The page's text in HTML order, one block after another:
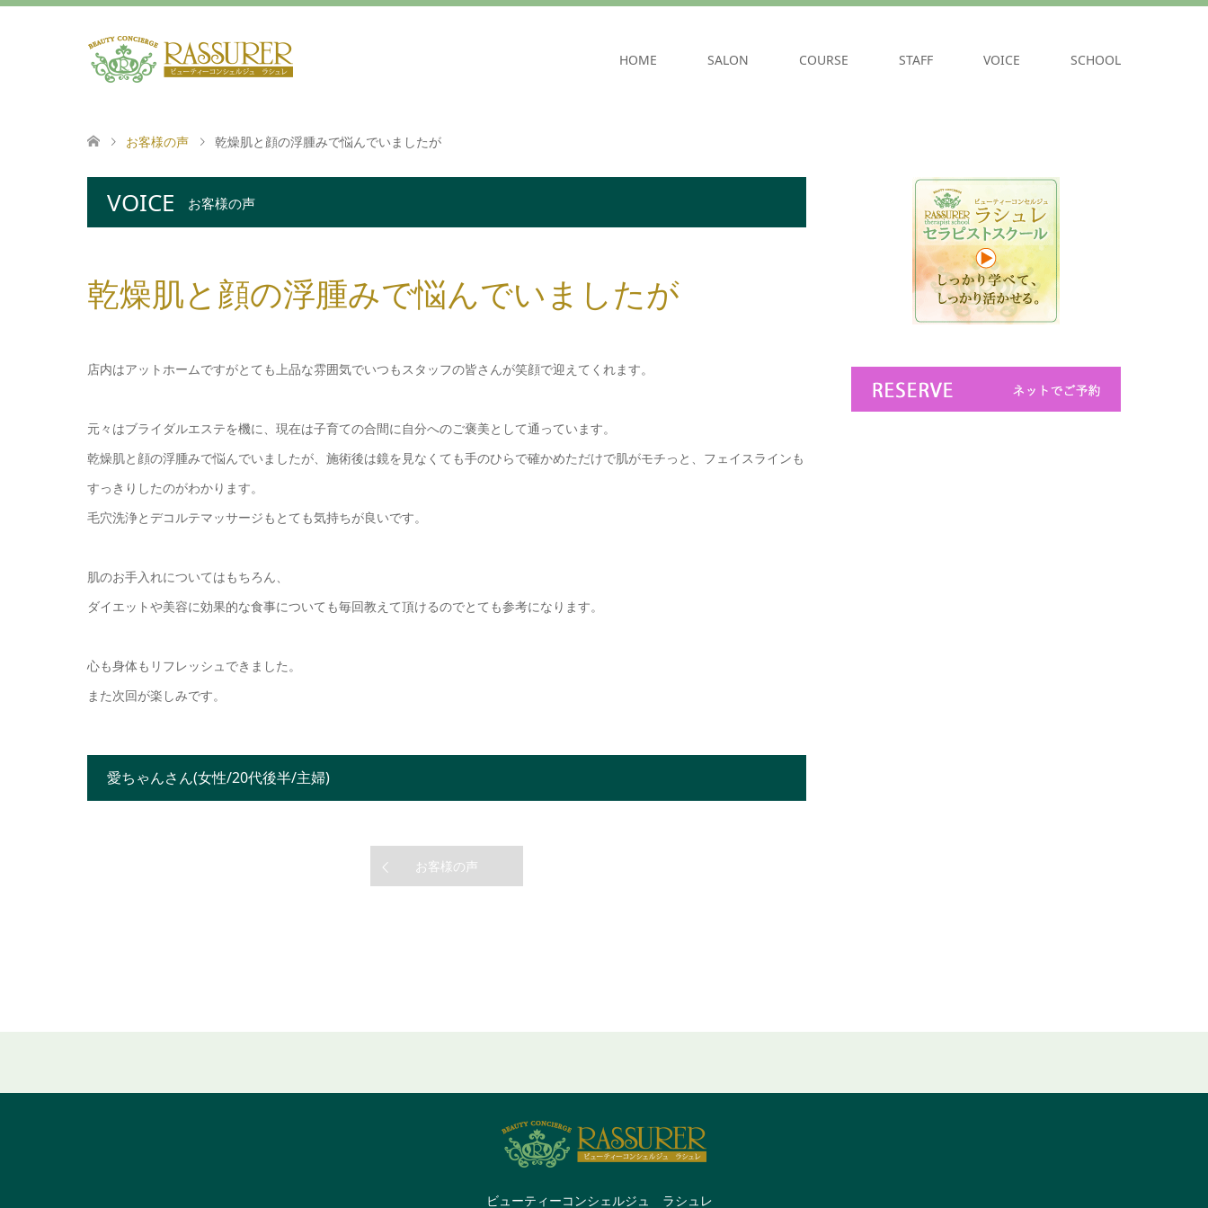
HOME SALON COURSE STAFF VOICE SCHOOL
お客様の声 乾燥肌と顔の浮腫みで悩んでいましたが
VOICE お客様の声
乾燥肌と顔の浮腫みで悩んでいましたが
店内はアットホームですがとても上品な雰囲気でいつもスタッフの皆さんが笑顔で迎えてくれます。
元々はブライダルエステを機に、現在は子育ての合間に自分へのご褒美として通っています。
乾燥肌と顔の浮腫みで悩んでいましたが、施術後は鏡を見なくても手のひらで確かめただけで肌がモチっと、フェイスラインも
すっきりしたのがわかります。
毛穴洗浄とデコルテマッサージもとても気持ちが良いです。
肌のお手入れについてはもちろん、
ダイエットや美容に効果的な食事についても毎回教えて頂けるのでとても参考になります。
心も身体もリフレッシュできました。
また次回が楽しみです。
愛ちゃんさん(女性/20代後半/主婦)
お客様の声
ビューティーコンシェルジュ ラシュレ